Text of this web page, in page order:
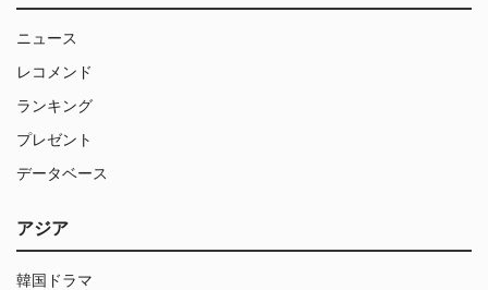
ニュース
レコメンド
ランキング
プレゼント
データベース
アジア
韓国ドラマ